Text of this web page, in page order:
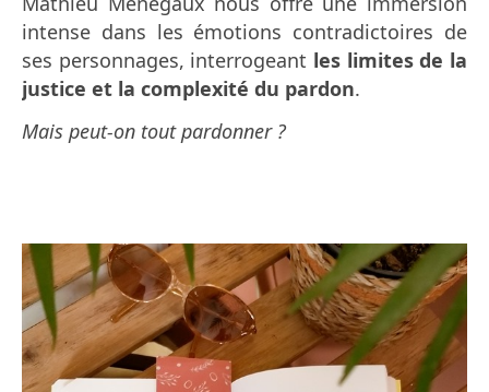
intense dans les émotions contradictoires de
ses personnages, interrogeant les limites de la
justice et la complexité du pardon.
Mais peut-on tout pardonner ?